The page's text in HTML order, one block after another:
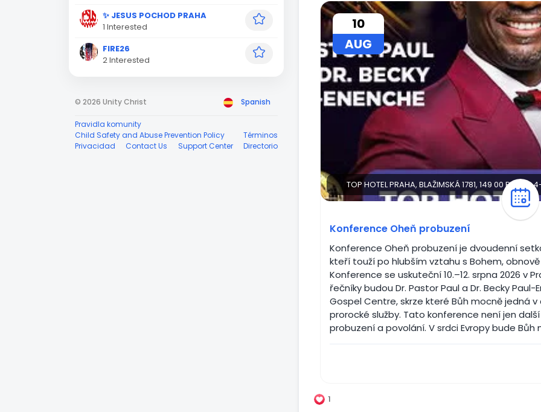
✨ JESUS POCHOD PRAHA
1 Interested
FIRE26
2 Interested
© 2026 Unity Christ Spanish
Pravidla komunity
Child Safety and Abuse Prevention Policy
Términos
Privacidad
Contact Us Support Center Directorio
10
AUG
TOP HOTEL PRAHA, BLAŽIMSKÁ 1781, 149 00 PRAHA
Konference Oheň probuzení
Konference Oheň probuzení je dvoudenní
kteří touží po hlubším vztahu s Bohem,
Konference se uskuteční 10.–12. srpna 2026 v
řečníky budou Dr. Pastor Paul a Dr. Becky
Gospel Centre, skrze které Bůh mocně jedná
prorocké služby. ​​ Tato konference není jen
probuzení a povolání. V srdci Evropy bude Bůh
1